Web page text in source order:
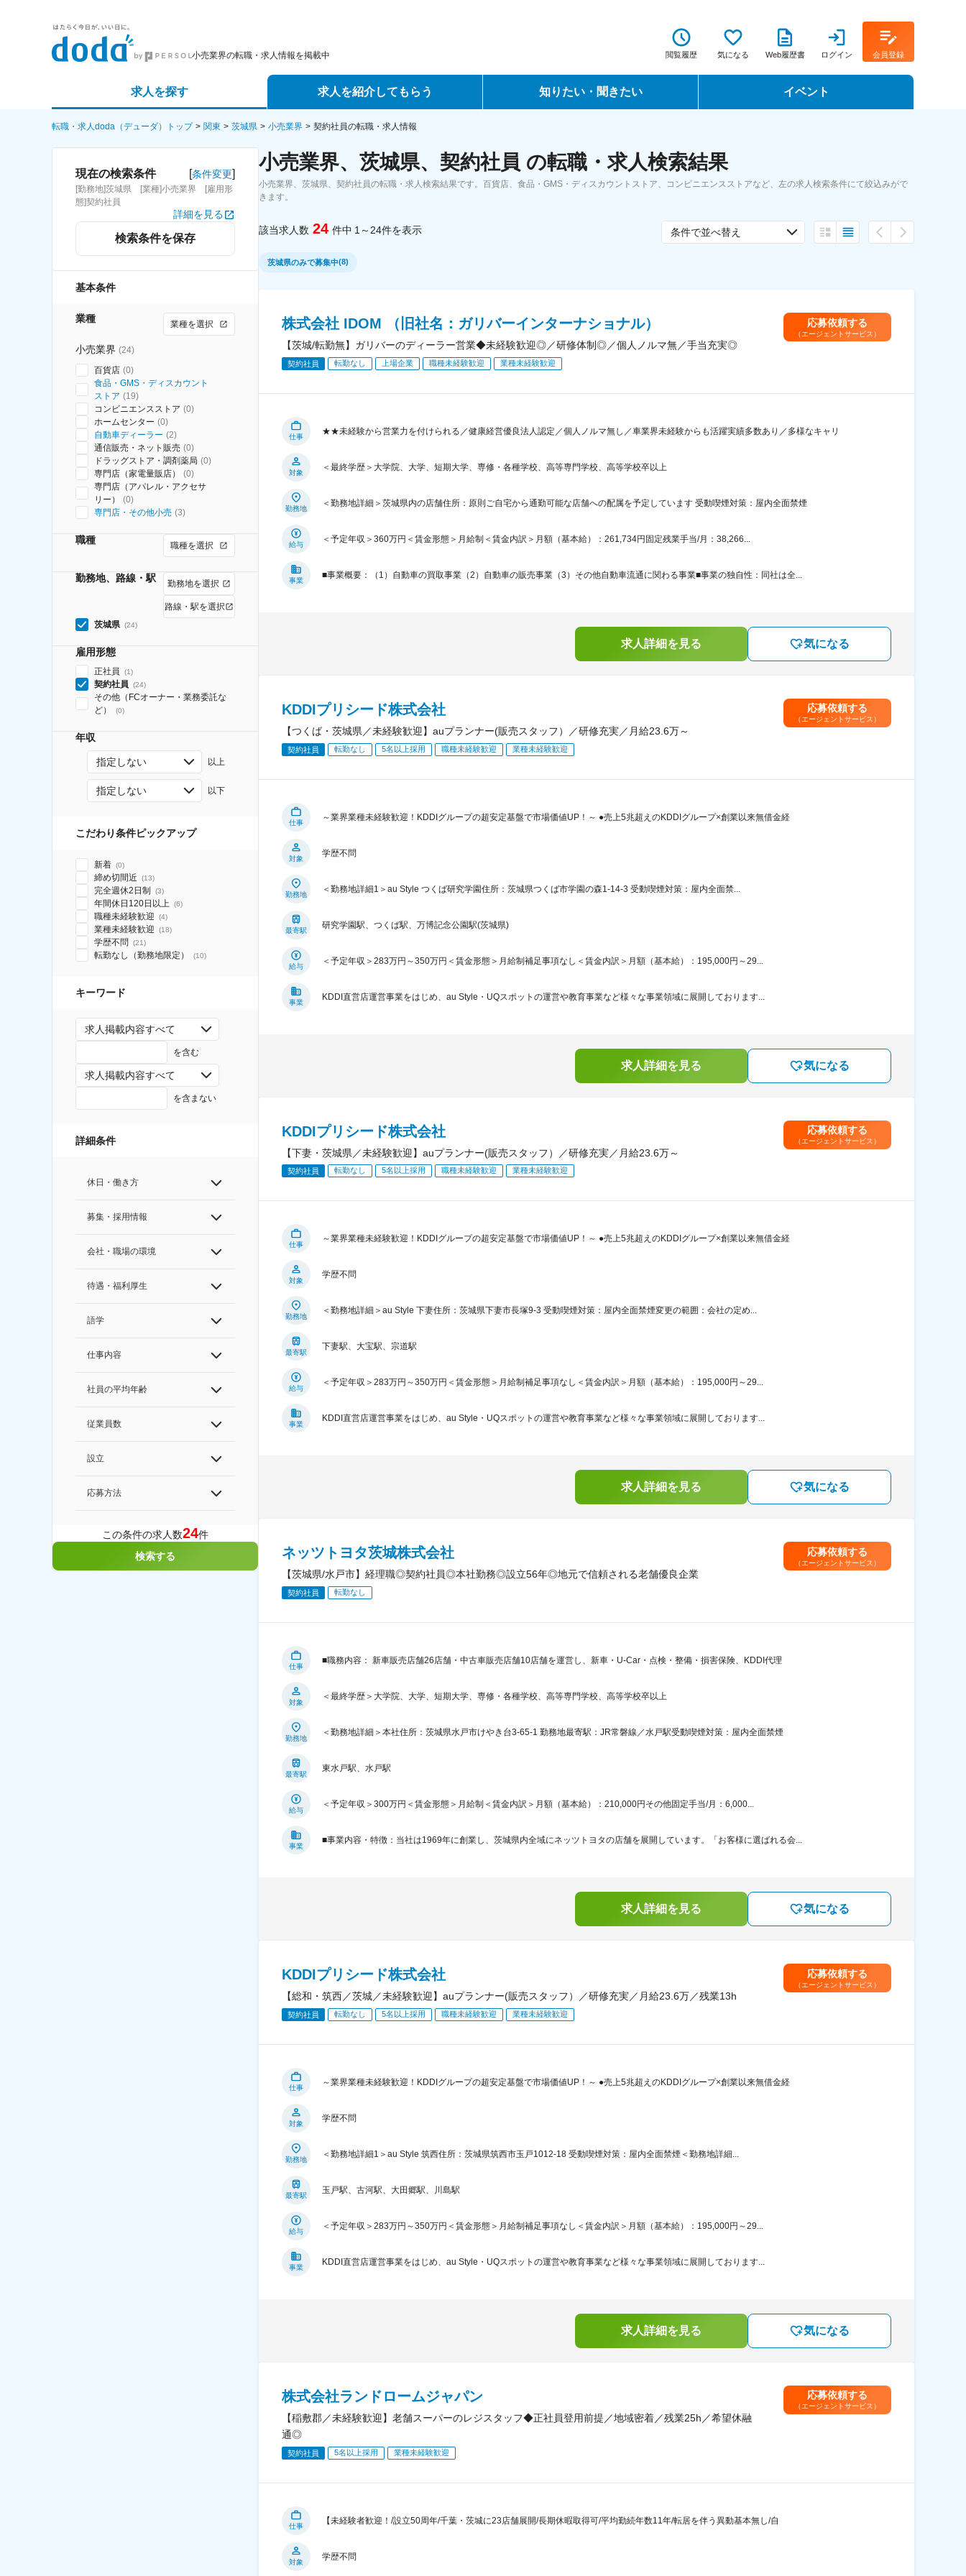
小売業界の転職・求人情報を掲載中 閲覧履歴 気になる Web履歴書 ログイン 会員登録
求人を探す
詳細条件から探す
求人特集から探す
求人を紹介してもらう
エージェントサービス
スカウトサービス
パートナーエージェントサービス
知りたい・聞きたい
データで見る転職
イベント
転職フェア
転職・求人doda（デューダ）トップ 関東 茨城県 小売業界 契約社員の転職・求人情報
現在の検索条件 [条件変更]
[勤務地]茨城県 [業種]小売業界 [雇用形
態]契約社員
詳細を見る
検索条件を保存
基本条件
業種 業種を選択
小売業界 (24)
百貨店 (0)
食品・GMS・ディスカウント
ストア (19)
コンビニエンスストア (0)
ホームセンター (0)
自動車ディーラー (2)
通信販売・ネット販売 (0)
ドラッグストア・調剤薬局 (0)
専門店（家電量販店）
(0)
専門店（アパレル・アクセサ
リー）
(0)
専門店・その他小売 (3)
職種 職種を選択
勤務地、路線・駅 勤務地を選択
路線・駅を選択
茨城県 (24)
雇用形態
正社員 (1)
契約社員 (24)
その他（FCオーナー・業務委託な
ど）
(0)
年収
指定しない 以上
指定しない 以下
こだわり条件ピックアップ
新着 (0)
締め切間近 (13)
完全週休2日制 (3)
年間休日120日以上 (6)
職種未経験歓迎 (4)
業種未経験歓迎 (18)
学歴不問 (21)
転勤なし（勤務地限定） (10)
キーワード
求人掲載内容すべて
を含む
求人掲載内容すべて
を含まない
詳細条件
休日・働き方
募集・採用情報
会社・職場の環境
待遇・福利厚生
語学
仕事内容
社員の平均年齢
従業員数
設立
応募方法
この条件の求人数24件
検索する
小売業界、茨城県、契約社員 の転職・求人検索結果
小売業界、茨城県、契約社員の転職・求人検索結果です。百貨店、食品・GMS・ディスカウントストア、コンビニエンスストアなど、左の求人検索条件にて絞込みがで
きます。
該当求人数 24 件中 1～24件を表示 条件で並べ替え
茨城県のみで募集中(8)
株式会社 IDOM （旧社名：ガリバーインターナショナル）
【茨城/転勤無】ガリバーのディーラー営業◆未経験歓迎◎／研修体制◎／個人ノルマ無／手当充実◎
契約社員 転勤なし 上場企業 職種未経験歓迎 業種未経験歓迎
応募依頼する
（エージェントサービス）
仕事
★★未経験から営業力を付けられる／健康経営優良法人認定／個人ノルマ無し／車業界未経験からも活躍実績多数あり／多様なキャリ
対象
＜最終学歴＞大学院、大学、短期大学、専修・各種学校、高等専門学校、高等学校卒以上
勤務地
＜勤務地詳細＞茨城県内の店舗住所：原則ご自宅から通勤可能な店舗への配属を予定しています 受動喫煙対策：屋内全面禁煙
給与
＜予定年収＞360万円＜賃金形態＞月給制＜賃金内訳＞月額（基本給）：261,734円固定残業手当/月：38,266...
事業
■事業概要：（1）自動車の買取事業（2）自動車の販売事業（3）その他自動車流通に関わる事業■事業の独自性：同社は全...
求人詳細を見る 気になる
KDDIプリシード株式会社
【つくば・茨城県／未経験歓迎】auプランナー(販売スタッフ）／研修充実／月給23.6万～
契約社員 転勤なし 5名以上採用 職種未経験歓迎 業種未経験歓迎
応募依頼する
（エージェントサービス）
仕事
～業界業種未経験歓迎！KDDIグループの超安定基盤で市場価値UP！～ ●売上5兆超えのKDDIグループ×創業以来無借金経
対象
学歴不問
勤務地
＜勤務地詳細1＞au Style つくば研究学園住所：茨城県つくば市学園の森1-14-3 受動喫煙対策：屋内全面禁...
最寄駅
研究学園駅、つくば駅、万博記念公園駅(茨城県)
給与
＜予定年収＞283万円～350万円＜賃金形態＞月給制補足事項なし＜賃金内訳＞月額（基本給）：195,000円～29...
事業
KDDI直営店運営事業をはじめ、au Style・UQスポットの運営や教育事業など様々な事業領域に展開しております...
求人詳細を見る 気になる
KDDIプリシード株式会社
【下妻・茨城県／未経験歓迎】auプランナー(販売スタッフ）／研修充実／月給23.6万～
契約社員 転勤なし 5名以上採用 職種未経験歓迎 業種未経験歓迎
応募依頼する
（エージェントサービス）
仕事
～業界業種未経験歓迎！KDDIグループの超安定基盤で市場価値UP！～ ●売上5兆超えのKDDIグループ×創業以来無借金経
対象
学歴不問
勤務地
＜勤務地詳細＞au Style 下妻住所：茨城県下妻市長塚9-3 受動喫煙対策：屋内全面禁煙変更の範囲：会社の定め...
最寄駅
下妻駅、大宝駅、宗道駅
給与
＜予定年収＞283万円～350万円＜賃金形態＞月給制補足事項なし＜賃金内訳＞月額（基本給）：195,000円～29...
事業
KDDI直営店運営事業をはじめ、au Style・UQスポットの運営や教育事業など様々な事業領域に展開しております...
求人詳細を見る 気になる
ネッツトヨタ茨城株式会社
【茨城県/水戸市】経理職◎契約社員◎本社勤務◎設立56年◎地元で信頼される老舗優良企業
契約社員 転勤なし
応募依頼する
（エージェントサービス）
仕事
■職務内容： 新車販売店舗26店舗・中古車販売店舗10店舗を運営し、新車・U-Car・点検・整備・損害保険、KDDI代理
対象
＜最終学歴＞大学院、大学、短期大学、専修・各種学校、高等専門学校、高等学校卒以上
勤務地
＜勤務地詳細＞本社住所：茨城県水戸市けやき台3-65-1 勤務地最寄駅：JR常磐線／水戸駅受動喫煙対策：屋内全面禁煙
最寄駅
東水戸駅、水戸駅
給与
＜予定年収＞300万円＜賃金形態＞月給制＜賃金内訳＞月額（基本給）：210,000円その他固定手当/月：6,000...
事業
■事業内容・特徴：当社は1969年に創業し、茨城県内全域にネッツトヨタの店舗を展開しています。「お客様に選ばれる会...
求人詳細を見る 気になる
KDDIプリシード株式会社
【総和・筑西／茨城／未経験歓迎】auプランナー(販売スタッフ）／研修充実／月給23.6万／残業13h
契約社員 転勤なし 5名以上採用 職種未経験歓迎 業種未経験歓迎
応募依頼する
（エージェントサービス）
仕事
～業界業種未経験歓迎！KDDIグループの超安定基盤で市場価値UP！～ ●売上5兆超えのKDDIグループ×創業以来無借金経
対象
学歴不問
勤務地
＜勤務地詳細1＞au Style 筑西住所：茨城県筑西市玉戸1012-18 受動喫煙対策：屋内全面禁煙＜勤務地詳細...
最寄駅
玉戸駅、古河駅、大田郷駅、川島駅
給与
＜予定年収＞283万円～350万円＜賃金形態＞月給制補足事項なし＜賃金内訳＞月額（基本給）：195,000円～29...
事業
KDDI直営店運営事業をはじめ、au Style・UQスポットの運営や教育事業など様々な事業領域に展開しております...
求人詳細を見る 気になる
株式会社ランドロームジャパン
【稲敷郡／未経験歓迎】老舗スーパーのレジスタッフ◆正社員登用前提／地域密着／残業25h／希望休融
通◎
契約社員 5名以上採用 業種未経験歓迎
応募依頼する
（エージェントサービス）
仕事
【未経験者歓迎！/設立50周年/千葉・茨城に23店舗展開/長期休暇取得可/平均勤続年数11年/転居を伴う異動基本無し/自
対象
学歴不問